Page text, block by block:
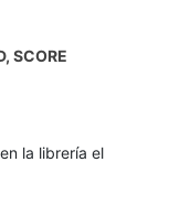
SCORE
la librería el